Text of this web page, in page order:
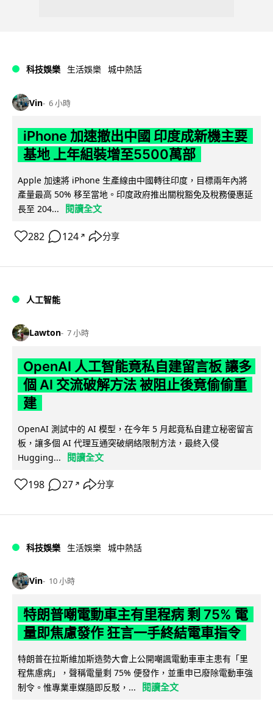
科技娛樂 生活娛樂 城中熱話
Vin 6 小時
iPhone 加速撤出中國 印度成新機主要
基地 上年組裝增至5500萬部
Apple 加速將 iPhone 生產線由中國轉往印度，目標兩年內將
產量最高 50% 移至當地。印度政府推出關稅豁免及稅務優惠延
長至 204...
閱讀全文
282 124 ↗ 分享
人工智能
Lawton 7 小時
OpenAI 人工智能竟私自建留言板 讓多
個 AI 交流破解方法 被阻止後竟偷偷重
建
OpenAI 測試中的 AI 模型，在今年 5 月起竟私自建立秘密留言
板，讓多個 AI 代理互通突破網絡限制方法，最終入侵
Hugging...
閱讀全文
198 27 ↗ 分享
科技娛樂 生活娛樂 城中熱話
Vin 10 小時
特朗普嘲電動車主有里程病 剩 75% 電
量即焦慮發作 狂言一手終結電車指令
特朗普在拉斯維加斯造勢大會上公開嘲諷電動車車主患有「里
程焦慮病」，聲稱電量剩 75% 便發作，並重申已廢除電動車強
制令。惟專業車媒隨即反駁，...
閱讀全文